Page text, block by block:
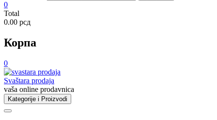
0
Total
0.00 рсд
Корпа
0
Svaštara prodaja
vaša online prodavnica
Kategorije i Proizvodi